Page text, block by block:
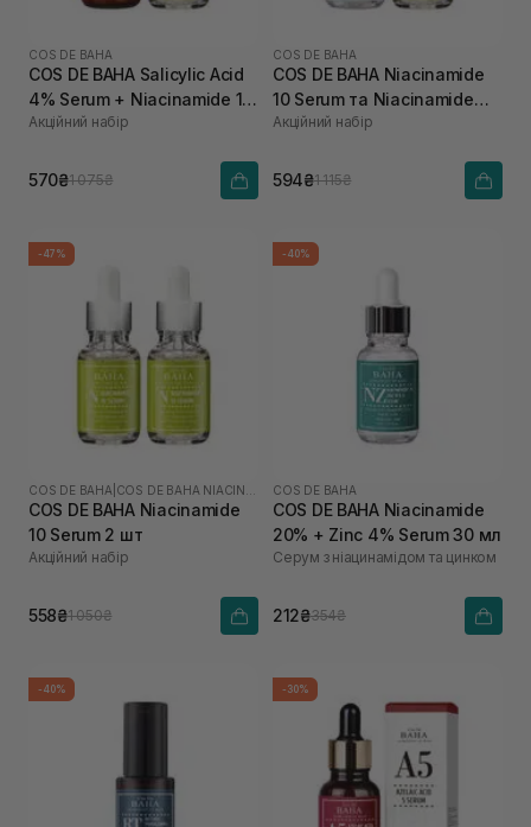
COS DE BAHA
COS DE BAHA Salicylic Acid
4% Serum + Niacinamide 10
Serum
Акційний набір
570₴1 075₴
COS DE BAHA
COS DE BAHA Niacinamide
10 Serum та Niacinamide
20% + Zinc 4% Serum
Акційний набір
594₴1 115₴
-47%
COS DE BAHA
COS DE BAHA Niacinamide
10 Serum 2 шт
Акційний набір
558₴1 050₴
-40%
COS DE BAHA
COS DE BAHA Niacinamide
20% + Zinc 4% Serum 30 мл
Серум з ніацинамідом та цинком
212₴354₴
-40% -30%